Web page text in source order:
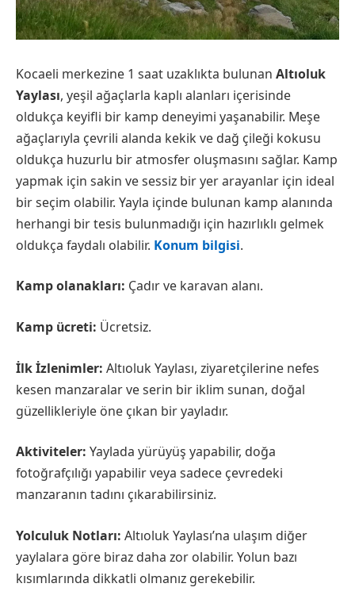
Kocaeli merkezine 1 saat uzaklıkta bulunan Altıoluk
Yaylası, yeşil ağaçlarla kaplı alanları içerisinde
oldukça keyifli bir kamp deneyimi yaşanabilir. Meşe
ağaçlarıyla çevrili alanda kekik ve dağ çileği kokusu
oldukça huzurlu bir atmosfer oluşmasını sağlar. Kamp
yapmak için sakin ve sessiz bir yer arayanlar için ideal
bir seçim olabilir. Yayla içinde bulunan kamp alanında
herhangi bir tesis bulunmadığı için hazırlıklı gelmek
oldukça faydalı olabilir. Konum bilgisi.
Kamp olanakları: Çadır ve karavan alanı.
Kamp ücreti: Ücretsiz.
İlk İzlenimler: Altıoluk Yaylası, ziyaretçilerine nefes
kesen manzaralar ve serin bir iklim sunan, doğal
güzellikleriyle öne çıkan bir yayladır.
Aktiviteler: Yaylada yürüyüş yapabilir, doğa
fotoğrafçılığı yapabilir veya sadece çevredeki
manzaranın tadını çıkarabilirsiniz.
Yolculuk Notları: Altıoluk Yaylası’na ulaşım diğer
yaylalara göre biraz daha zor olabilir. Yolun bazı
kısımlarında dikkatli olmanız gerekebilir.